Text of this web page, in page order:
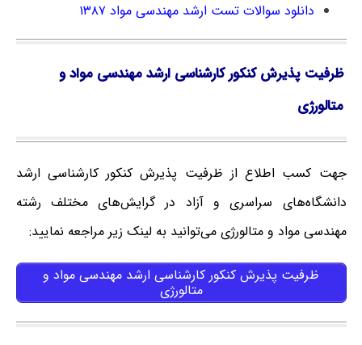
دانلود سوالات تست ارشد مهندسی مواد ۱۳۸۷
ظرفیت پذیرش کنکور کارشناسی ارشد مهندسی مواد و
متالورژی
جهت کسب اطلاع از ظرفیت پذیرش کنکور کارشناسی ارشد
دانشگاه‌های سراسری و آزاد در گرایش‌های مختلف رشته
مهندسی مواد و متالورژی می‌توانید به لینک زیر مراجعه نمایید:
ظرفیت پذیرش کنکور کارشناسی ارشد مهندسی مواد و
متالورژی